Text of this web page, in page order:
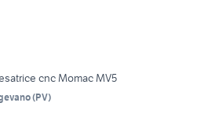
cnc Momac MV5
(PV)